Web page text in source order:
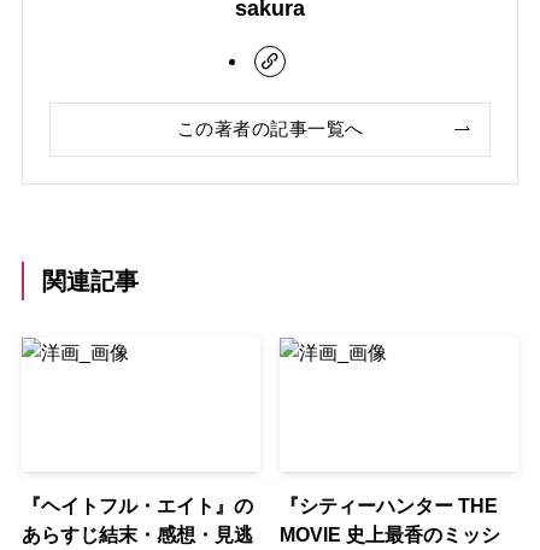
sakura
この著者の記事一覧へ
関連記事
『ヘイトフル・エイト』の
あらすじ結末・感想・見逃
『シティーハンター THE
MOVIE 史上最香のミッシ